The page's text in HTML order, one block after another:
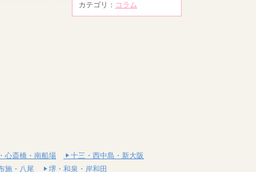
カテゴリ： コラム
心斎橋・南船場
十三・西中島・新大阪
施・八尾 堺・和泉・岸和田